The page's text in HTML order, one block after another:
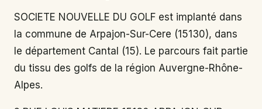
SOCIETE NOUVELLE DU GOLF est implanté dans
la commune de Arpajon-Sur-Cere (15130), dans
le département Cantal (15). Le parcours fait partie
du tissu des golfs de la région Auvergne-Rhône-
Alpes.